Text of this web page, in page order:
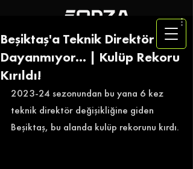
Beşiktaş'a Teknik Direktör
Dayanmıyor... | Kulüp Rekoru
Kırıldı!
2023-24 sezonundan bu yana 6 kez
teknik direktör değişikliğine giden
Beşiktaş, bu alanda kulüp rekorunu kırdı.